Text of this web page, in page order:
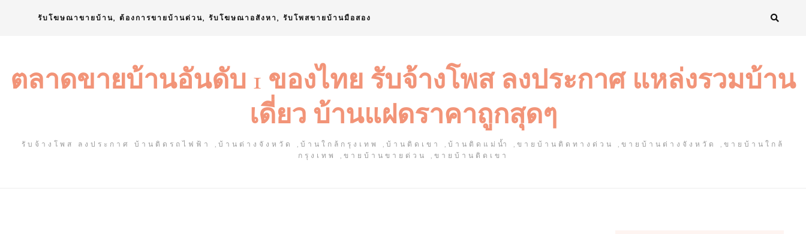
รับโฆษณาขายบ้าน, ต้องการขายบ้านด่วน, รับโฆษณาอสังหา, รับโพสขายบ้านมือสอง
ตลาดขายบ้านอันดับ 1 ของไทย รับจ้างโพส ลงประกาศ แหล่งรวมบ้าน
เดี่ยว บ้านแฝดราคาถูกสุดๆ
รับจ้างโพส ลงประกาศ บ้านติดรถไฟฟ้า ,บ้านต่างจังหวัด ,บ้านใกล้กรุงเทพ ,บ้านติดเขา ,บ้านติดแม่น้ำ ,ขายบ้านติดทางด่วน ,ขายบ้านต่างจังหวัด ,ขายบ้านใกล้
กรุงเทพ ,ขายบ้านขายด่วน ,ขายบ้านติดเขา